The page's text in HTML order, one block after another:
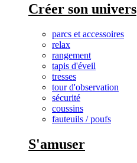
Créer son univers
parcs et accessoires
relax
rangement
tapis d'éveil
tresses
tour d'observation
sécurité
coussins
fauteuils / poufs
S'amuser